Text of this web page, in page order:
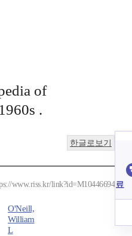
of
.
한글로보기
www.riss.kr/link?id=M10446694
O'Neill,
William
L
료